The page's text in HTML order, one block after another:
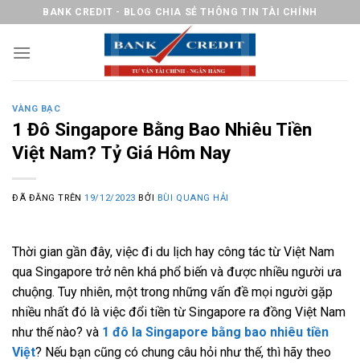
nội
BANK CREDIT - BLOG CHIA SẺ THÔNG TIN TÀI CHÍNH
VÀNG BẠC
1 Đô Singapore Bằng Bao Nhiêu Tiền
Việt Nam? Tỷ Giá Hôm Nay
ĐÃ ĐĂNG TRÊN19/12/2023 BỞI BÙI QUANG HẢI
Thời gian gần đây, việc đi du lịch hay công tác từ Việt Nam
qua Singapore trở nên khá phổ biến và được nhiều người ưa
chuộng. Tuy nhiên, một trong những vấn đề mọi người gặp
nhiều nhất đó là việc đổi tiền từ Singapore ra đồng Việt Nam
như thế nào? và 1 đô la Singapore bằng bao nhiêu tiền
Việt? Nếu bạn cũng có chung câu hỏi như thế, thì hãy theo